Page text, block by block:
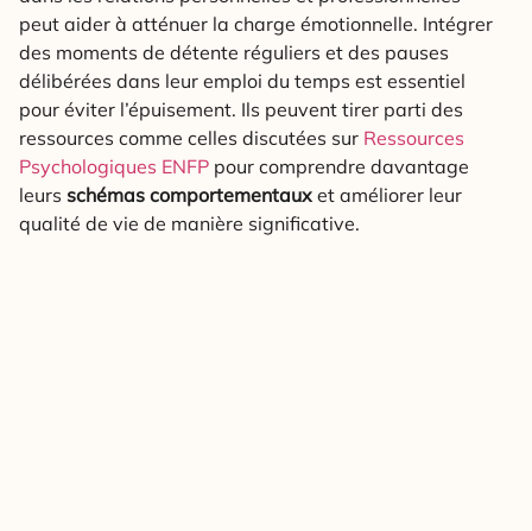
peut aider à atténuer la charge émotionnelle. Intégrer
des moments de détente réguliers et des pauses
délibérées dans leur emploi du temps est essentiel
pour éviter l’épuisement. Ils peuvent tirer parti des
ressources comme celles discutées sur Ressources
Psychologiques ENFP pour comprendre davantage
leurs schémas comportementaux et améliorer leur
qualité de vie de manière significative.